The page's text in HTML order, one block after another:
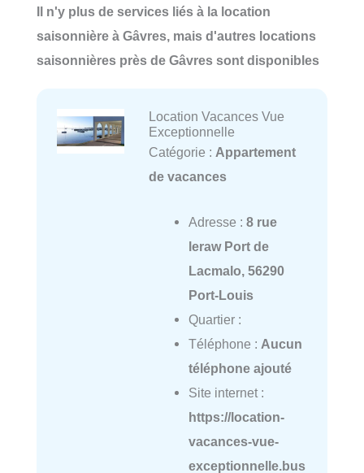
Il n'y plus de services liés à la location
saisonnière à Gâvres, mais d'autres locations
saisonnières près de Gâvres sont disponibles
Location Vacances Vue
Exceptionnelle
Catégorie : Appartement
de vacances
Adresse : 8 rue
leraw Port de
Lacmalo, 56290
Port-Louis
Quartier :
Téléphone : Aucun
téléphone ajouté
Site internet :
https://location-
vacances-vue-
exceptionnelle.bus